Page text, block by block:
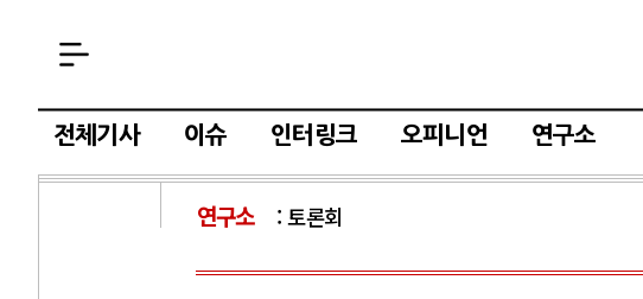
전체기사 이슈 인터링크 오피니언 연구소
연구소 토론회